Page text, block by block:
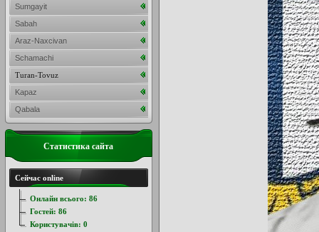
Sumgayit
Sabah
Araz-Naxcivan
Schamachi
Turan-Tovuz
Kapaz
Qabala
Статистика сайта
Сейчас online
Онлайн всього: 86
Гостей: 86
Користувачів: 0